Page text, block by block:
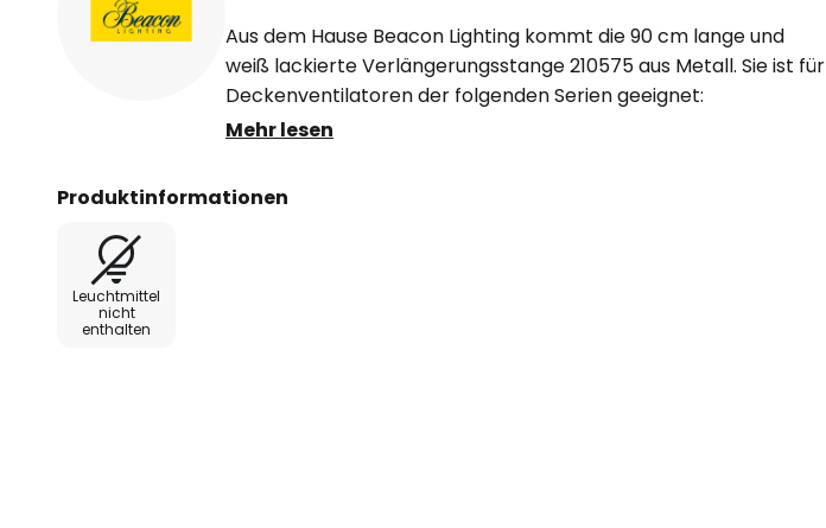
Aus dem Hause Beacon Lighting kommt die 90 cm lange und
weiß lackierte Verlängerungsstange 210575 aus Metall. Sie ist für
Deckenventilatoren der folgenden Serien geeignet:
- Airfusion Climate
Mehr lesen
Produktinformationen
Leuchtmittel
nicht
enthalten